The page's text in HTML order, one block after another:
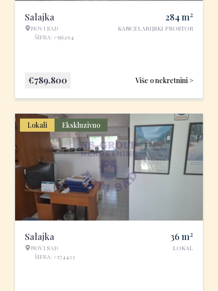
Salajka
NOVI SAD
ŠIFRA: #556294
284m2
KANCELARIJSKI PROSTOR
Više o nekretnini >
€789.800
Lokali Ekskluzivno
Salajka
NOVI SAD
ŠIFRA: #574423
36 m2
LOKAL